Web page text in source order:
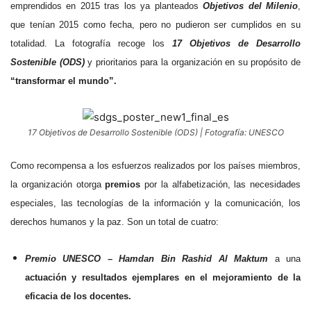
emprendidos en 2015 tras los ya planteadosObjetivos del Milenio,
que tenían 2015 como fecha, pero no pudieron ser cumplidos en su
totalidad. La fotografía recoge los 17 Objetivos de Desarrollo
Sostenible (ODS)y prioritarios para la organización en su propósito de
“transformar el mundo”.
17 Objetivos de Desarrollo Sostenible (ODS) | Fotografía: UNESCO
Como recompensa a los esfuerzos realizados por los países miembros,
la organización otorgapremios por la alfabetización, las necesidades
especiales, las tecnologías de la información y la comunicación, los
derechos humanos y la paz. Son un total de cuatro:
Premio UNESCO – Hamdan Bin Rashid Al Maktum a una
actuación y resultados ejemplares en el mejoramiento de la
eficacia de los docentes.